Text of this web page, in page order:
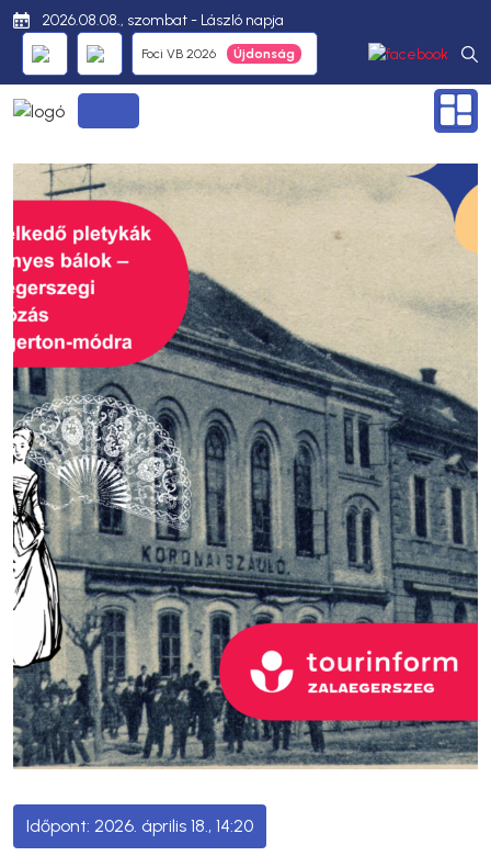
2026.08.08., szombat - László napja
Foci VB 2026
2026. április 18., 14:20